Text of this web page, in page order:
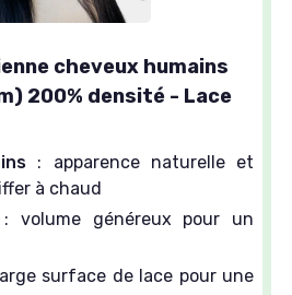
cheveux humains
200% densité - Lace
: apparence naturelle et
à chaud
: volume généreux pour un
surface de lace pour une